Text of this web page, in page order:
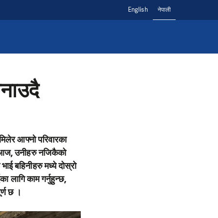
English नेपाली
आफ्नो परिवारका
आज, उनीहरु नजिकैको
बहिनीहरु मध्ये दोस्रो
लागि काम गर्नुहुन्छ,
छ ।